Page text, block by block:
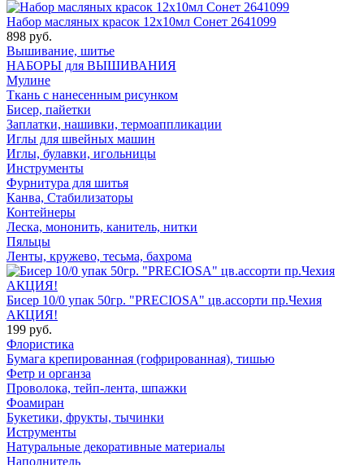
Набор масляных красок 12х10мл Сонет 2641099
898 руб.
Вышивание, шитье
НАБОРЫ для ВЫШИВАНИЯ
Мулине
Ткань с нанесенным рисунком
Бисер, пайетки
Заплатки, нашивки, термоаппликации
Иглы для швейных машин
Иглы, булавки, игольницы
Инструменты
Фурнитура для шитья
Канва, Стабилизаторы
Контейнеры
Леска, мононить, канитель, нитки
Пяльцы
Ленты, кружево, тесьма, бахрома
Бисер 10/0 упак 50гр. "PRECIOSA" цв.ассорти пр.Чехия
АКЦИЯ!
199 руб.
Флористика
Бумага крепированная (гофрированная), тишью
Фетр и органза
Проволока, тейп-лента, шпажки
Фоамиран
Букетики, фрукты, тычинки
Иструменты
Натуральные декоративные материалы
Наполнитель